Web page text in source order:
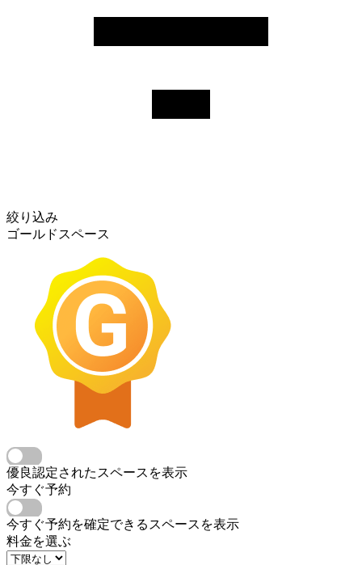
絞り込み
ゴールドスペース
優良認定されたスペースを表示
今すぐ予約
今すぐ予約を確定できるスペースを表示
料金を選ぶ